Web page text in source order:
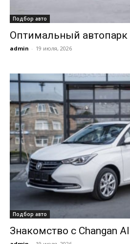
Подбор авто
Оптимальный автопарк
admin - 19 июля, 2026
Подбор авто
Знакомство с Changan